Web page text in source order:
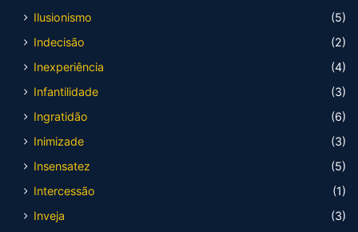
Ilusionismo
(5)
Indecisão
(2)
Inexperiência
(4)
Infantilidade
(3)
Ingratidão
(6)
Inimizade
(3)
Insensatez
(5)
Intercessão
(1)
Inveja
(3)